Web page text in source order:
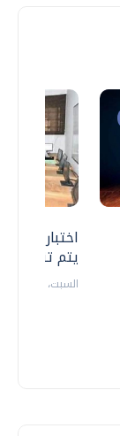
اختبارات
يتم
السبت، 18 يوليو 2026 09:22 ص